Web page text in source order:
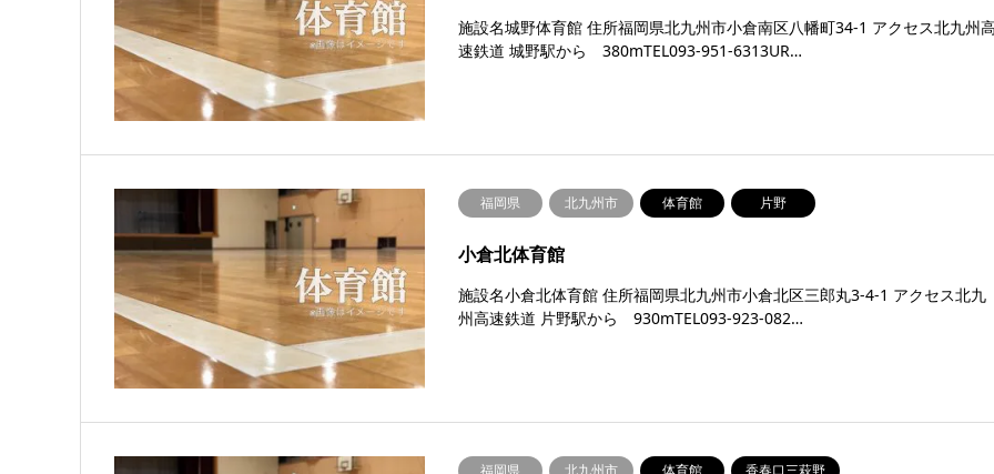
施設名城野体育館 住所福岡県北九州市小倉南区八幡町34-1 アクセス北九州
速鉄道 城野駅から 380mTEL093-951-6313UR…
福岡県 北九州市 体育館 片野
小倉北体育館
施設名小倉北体育館 住所福岡県北九州市小倉北区三郎丸3-4-1 アクセス北九
州高速鉄道 片野駅から 930mTEL093-923-082…
福岡県 北九州市 体育館 香春口三萩野